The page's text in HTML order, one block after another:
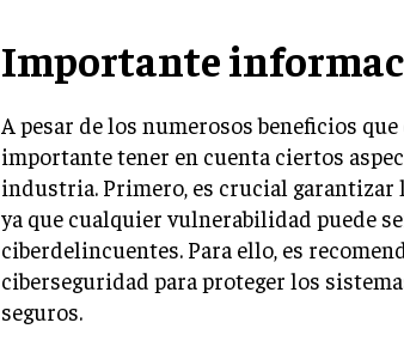
Importante
A pesar de los numerosos beneficios
importante tener en cuenta ciertos
industria. Primero, es crucial garantizar
ya que cualquier vulnerabilidad puede
ciberdelincuentes. Para ello, es
ciberseguridad para proteger los
seguros.